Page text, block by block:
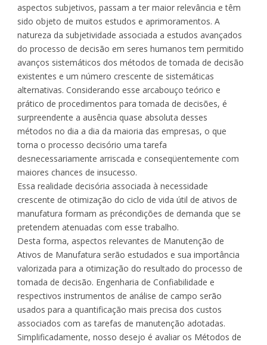
aspectos subjetivos, passam a ter maior relevância e têm
sido objeto de muitos estudos e aprimoramentos. A
natureza da subjetividade associada a estudos avançados
do processo de decisão em seres humanos tem permitido
avanços sistemáticos dos métodos de tomada de decisão
existentes e um número crescente de sistemáticas
alternativas. Considerando esse arcabouço teórico e
prático de procedimentos para tomada de decisões, é
surpreendente a ausência quase absoluta desses
métodos no dia a dia da maioria das empresas, o que
torna o processo decisório uma tarefa
desnecessariamente arriscada e conseqüentemente com
maiores chances de insucesso.
Essa realidade decisória associada à necessidade
crescente de otimização do ciclo de vida útil de ativos de
manufatura formam as précondições de demanda que se
pretendem atenuadas com esse trabalho.
Desta forma, aspectos relevantes de Manutenção de
Ativos de Manufatura serão estudados e sua importância
valorizada para a otimização do resultado do processo de
tomada de decisão. Engenharia de Confiabilidade e
respectivos instrumentos de análise de campo serão
usados para a quantificação mais precisa dos custos
associados com as tarefas de manutenção adotadas.
Simplificadamente, nosso desejo é avaliar os Métodos de